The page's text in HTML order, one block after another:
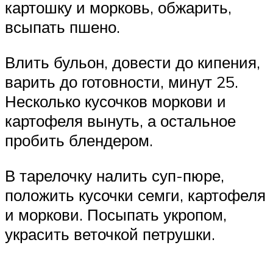
картошку и морковь, обжарить,
всыпать пшено.
Влить бульон, довести до кипения,
варить до готовности, минут 25.
Несколько кусочков моркови и
картофеля вынуть, а остальное
пробить блендером.
В тарелочку налить суп-пюре,
положить кусочки семги, картофеля
и моркови. Посыпать укропом,
украсить веточкой петрушки.